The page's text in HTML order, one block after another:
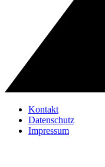
Kontakt
Datenschutz
Impressum